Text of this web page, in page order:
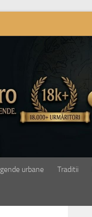
urbane Traditii